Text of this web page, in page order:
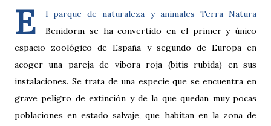
E
l parque de naturaleza y animales Terra Natura
Benidorm se ha convertido en el primer y único
espacio zoológico de España y segundo de Europa en
acoger una pareja de víbora roja (bitis rubida) en sus
instalaciones. Se trata de una especie que se encuentra en
grave peligro de extinción y de la que quedan muy pocas
poblaciones en estado salvaje, que habitan en la zona de